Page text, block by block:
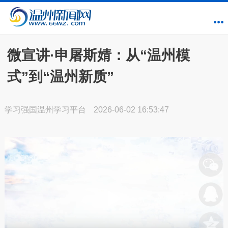
微宣讲·申屠斯婧：从“温州模
式”到“温州新质”
学习强国温州学习平台 2026-06-02 16:53:47